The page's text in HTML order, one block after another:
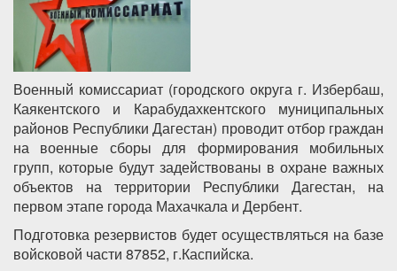
Военный комиссариат (городского округа г. Избербаш,
Каякентского и Карабудахкентского муниципальных
районов Республики Дагестан) проводит отбор граждан
на военные сборы для формирования мобильных
групп, которые будут задействованы в охране важных
объектов на территории Республики Дагестан, на
первом этапе города Махачкала и Дербент.
Подготовка резервистов будет осуществляться на базе
войсковой части 87852, г.Каспийска.